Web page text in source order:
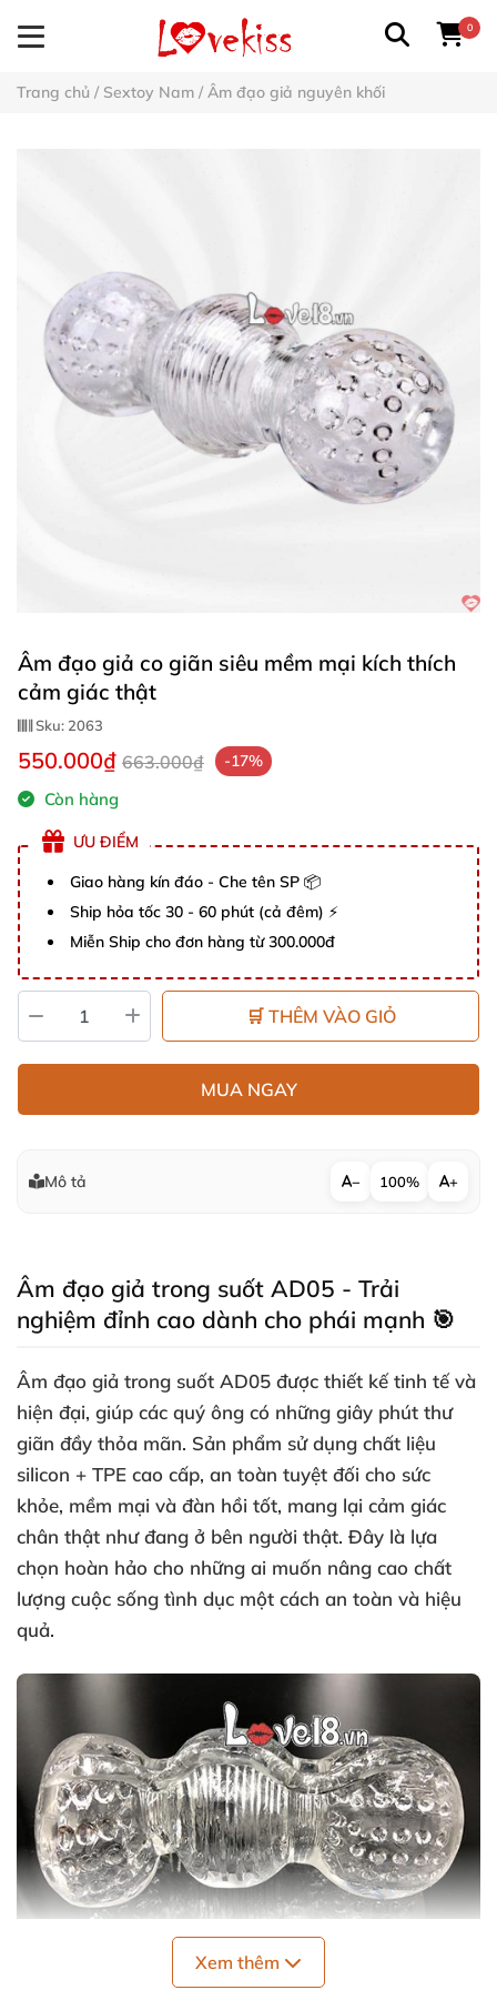
0
Trang chủ / Sextoy Nam / Âm đạo giả nguyên khối
Âm đạo giả co giãn siêu mềm mại kích thích
cảm giác thật
Sku: 2063
550.000₫ 663.000₫ -17%
Còn hàng
ƯU ĐIỂM
Giao hàng kín đáo - Che tên SP 📦
Ship hỏa tốc 30 - 60 phút (cả đêm) ⚡
Miễn Ship cho đơn hàng từ 300.000đ
🛒 THÊM VÀO GIỎ
MUA NGAY
Mô tả − 100% +
Âm đạo giả trong suốt AD05 - Trải
nghiệm đỉnh cao dành cho phái mạnh 🎯
Âm đạo giả trong suốt AD05 được thiết kế tinh tế và
hiện đại, giúp các quý ông có những giây phút thư
giãn đầy thỏa mãn. Sản phẩm sử dụng chất liệu
silicon + TPE cao cấp, an toàn tuyệt đối cho sức
khỏe, mềm mại và đàn hồi tốt, mang lại cảm giác
chân thật như đang ở bên người thật. Đây là lựa
chọn hoàn hảo cho những ai muốn nâng cao chất
lượng cuộc sống tình dục một cách an toàn và hiệu
quả.
Xem thêm